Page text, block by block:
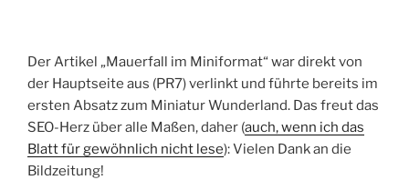
Der Artikel „Mauerfall im Miniformat“ war direkt von
der Hauptseite aus (PR7) verlinkt und führte bereits im
ersten Absatz zum Miniatur Wunderland. Das freut das
SEO-Herz über alle Maßen, daher (auch, wenn ich das
Blatt für gewöhnlich nicht lese): Vielen Dank an die
Bildzeitung!